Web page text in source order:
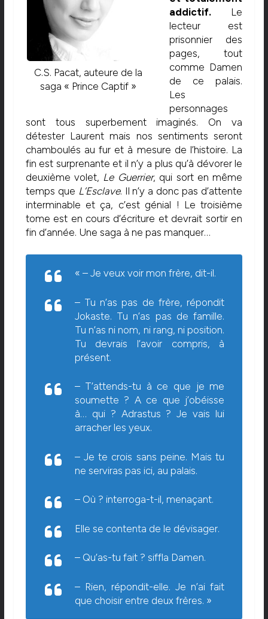
C.S. Pacat, auteure de la
saga « Prince Captif »
addictif. Le
lecteur est
prisonnier des
pages, tout
comme Damen
de ce palais.
Les
personnages
sont tous superbement imaginés. On va
détester Laurent mais nos sentiments seront
chamboulés au fur et à mesure de l’histoire. La
fin est surprenante et il n’y a plus qu’à dévorer le
deuxième volet, Le Guerrier, qui sort en même
temps que L’Esclave. Il n’y a donc pas d’attente
interminable et ça, c’est génial ! Le troisième
tome est en cours d’écriture et devrait sortir en
fin d’année. Une saga à ne pas manquer…
« – Je veux voir mon frère, dit-il.
– Tu n’as pas de frère, répondit
Jokaste. Tu n’as pas de famille.
Tu n’as ni nom, ni rang, ni position.
Tu devrais l’avoir compris, à
présent.
– T’attends-tu à ce que je me
soumette ? A ce que j’obéisse
à… qui ? Adrastus ? Je vais lui
arracher les yeux.
– Je te crois sans peine. Mais tu
ne serviras pas ici, au palais.
– Où ? interroga-t-il, menaçant.
Elle se contenta de le dévisager.
– Qu’as-tu fait ? siffla Damen.
– Rien, répondit-elle. Je n’ai fait
que choisir entre deux frères. »